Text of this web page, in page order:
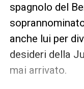
spagnolo del
anche lui per
desideri della
mai arrivato.